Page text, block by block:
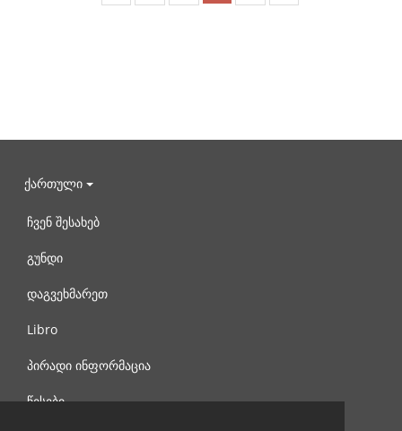
ქართული
ჩვენ შესახებ
გუნდი
დაგვეხმარეთ
Libro
პირადი ინფორმაცია
წესები